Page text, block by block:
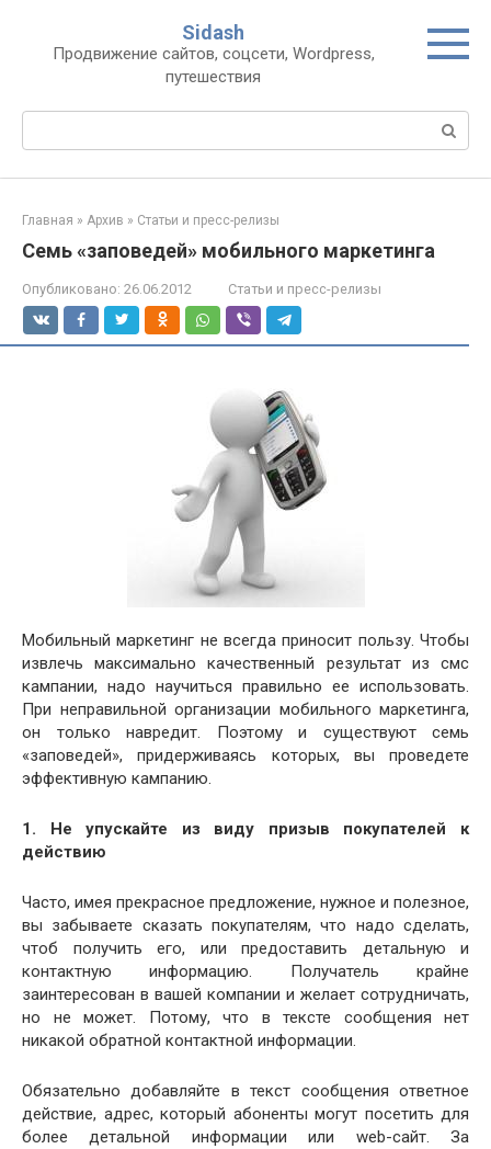
контенту
Sidash
Продвижение сайтов, соцсети, Wordpress,
путешествия
Главная » Архив » Статьи и пресс-релизы
Семь «заповедей» мобильного маркетинга
Опубликовано: 26.06.2012 Статьи и пресс-релизы
Мобильный маркетинг не всегда приносит пользу. Чтобы
извлечь максимально качественный результат из смс
кампании, надо научиться правильно ее использовать.
При неправильной организации мобильного маркетинга,
он только навредит. Поэтому и существуют семь
«заповедей», придерживаясь которых, вы проведете
эффективную кампанию.
1. Не упускайте из виду призыв покупателей к
действию
Часто, имея прекрасное предложение, нужное и полезное,
вы забываете сказать покупателям, что надо сделать,
чтоб получить его, или предоставить детальную и
контактную информацию. Получатель крайне
заинтересован в вашей компании и желает сотрудничать,
но не может. Потому, что в тексте сообщения нет
никакой обратной контактной информации.
Обязательно добавляйте в текст сообщения ответное
действие, адрес, который абоненты могут посетить для
более детальной информации или web-сайт. За